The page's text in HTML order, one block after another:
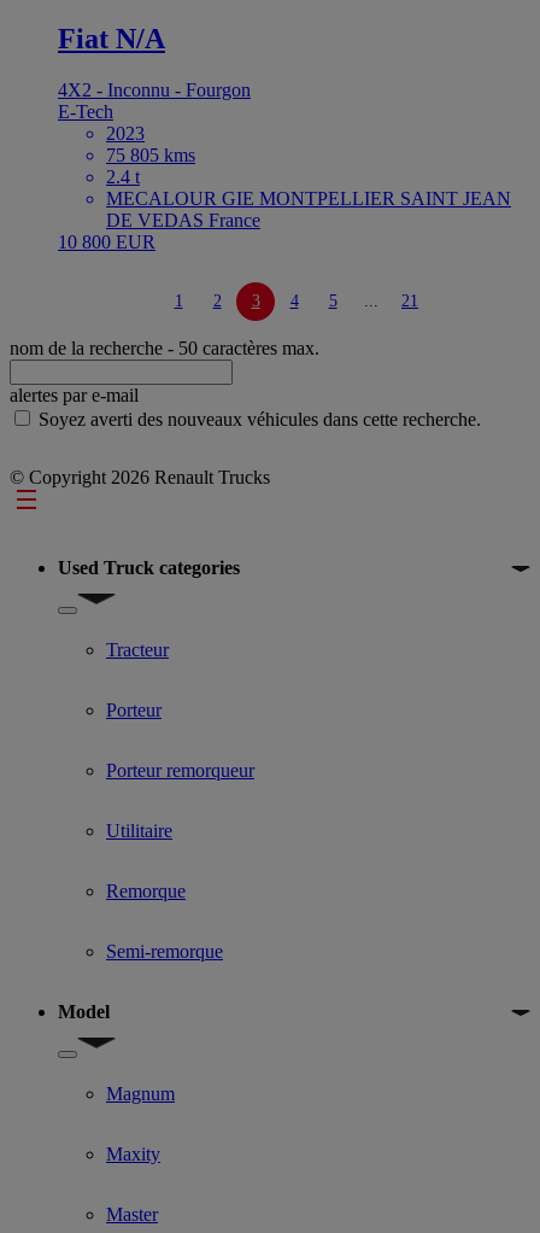
Fiat N/A
4X2 - Inconnu - Fourgon
E-Tech
2023
75 805 kms
2.4 t
MECALOUR GIE MONTPELLIER SAINT JEAN
DE VEDAS France
10 800 EUR
1 2 3 4 5 ... 21
nom de la recherche - 50 caractères max.
alertes par e-mail
Soyez averti des nouveaux véhicules dans cette recherche.
© Copyright 2026 Renault Trucks
Footer
Used Truck categories
Show submenu for Used Truck categories
Tracteur
Porteur
Porteur remorqueur
Utilitaire
Remorque
Semi-remorque
Model
Show submenu for Model
Magnum
Maxity
Master